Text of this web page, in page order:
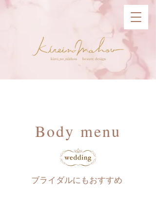
Body menu
ブライダルにもおすすめ